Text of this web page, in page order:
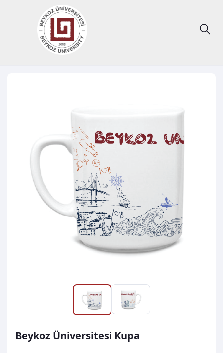
Beykoz Üniversitesi Kupa